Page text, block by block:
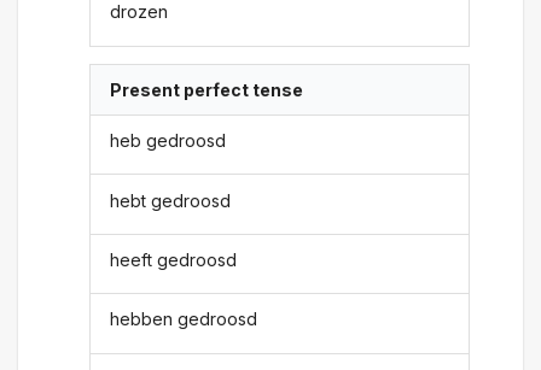
drozen
Present perfect tense
heb gedroosd
hebt gedroosd
heeft gedroosd
hebben gedroosd